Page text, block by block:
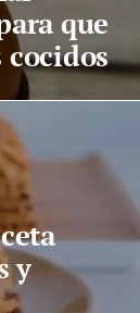
que
cocidos
y